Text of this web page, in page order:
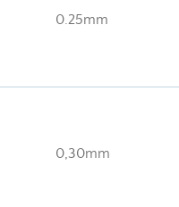
0.25mm
0,30mm